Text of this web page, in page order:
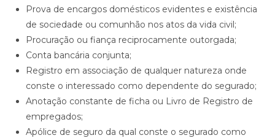
Prova de encargos domésticos evidentes e existência
de sociedade ou comunhão nos atos da vida civil;
Procuração ou fiança reciprocamente outorgada;
Conta bancária conjunta;
Registro em associação de qualquer natureza onde
conste o interessado como dependente do segurado;
Anotação constante de ficha ou Livro de Registro de
empregados;
Apólice de seguro da qual conste o segurado como